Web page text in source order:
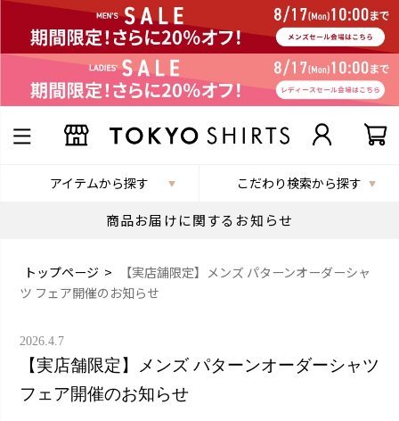
アイテムから探す こだわり検索から探す
商品お届けに関するお知らせ
トップページ >
【実店舗限定】メンズ パターンオーダーシャ
ツ フェア開催のお知らせ
2026.4.7
【実店舗限定】メンズ パターンオーダーシャツ
フェア開催のお知らせ